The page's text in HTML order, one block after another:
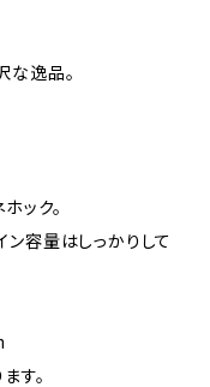
な逸品。
ック。
容量はしっかりして
す。